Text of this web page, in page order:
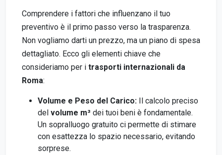
Comprendere i fattori che influenzano il tuo
preventivo è il primo passo verso la trasparenza.
Non vogliamo darti un prezzo, ma un piano di spesa
dettagliato. Ecco gli elementi chiave che
consideriamo per i trasporti internazionali da
Roma:
Volume e Peso del Carico: Il calcolo preciso
del volume m³ dei tuoi beni è fondamentale.
Un sopralluogo gratuito ci permette di stimare
con esattezza lo spazio necessario, evitando
sorprese.